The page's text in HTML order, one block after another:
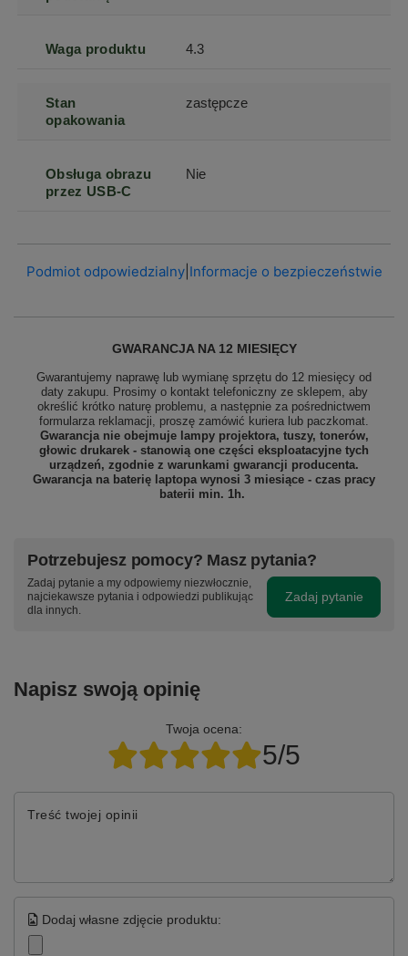
Waga produktu 4.3
Stan
opakowania
zastępcze
Obsługa obrazu
przez USB-C
Nie
Podmiot odpowiedzialny| Informacje o bezpieczeństwie
GWARANCJA NA 12 MIESIĘCY
Gwarantujemy naprawę lub wymianę sprzętu do 12 miesięcy od
daty zakupu. Prosimy o kontakt telefoniczny ze sklepem, aby
określić krótko naturę problemu, a następnie za pośrednictwem
formularza reklamacji, proszę zamówić kuriera lub paczkomat.
Gwarancja nie obejmuje lampy projektora, tuszy, tonerów,
głowic drukarek - stanowią one części eksploatacyjne tych
urządzeń, zgodnie z warunkami gwarancji producenta.
Gwarancja na baterię laptopa wynosi 3 miesiące - czas pracy
baterii min. 1h.
Potrzebujesz pomocy? Masz pytania?
Zadaj pytanie a my odpowiemy niezwłocznie,
najciekawsze pytania i odpowiedzi publikując
dla innych.
Zadaj pytanie
Napisz swoją opinię
Twoja ocena:
5/5
Treść twojej opinii
Dodaj własne zdjęcie produktu: